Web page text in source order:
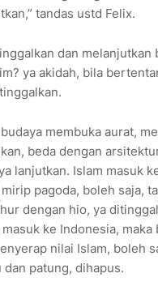
tandas ustd Felix.
dan melanjutkan
ya akidah, bila
membuka aurat,
beda dengan
lanjutkan. Islam masuk
pagoda, boleh saja,
dengan hio, ya
ke Indonesia, maka
nilai Islam, boleh
dan patung, dihapus.